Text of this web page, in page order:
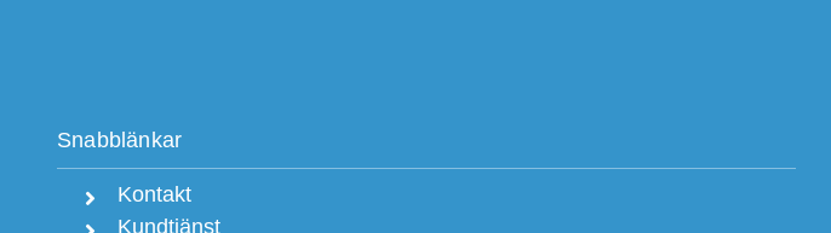
Snabblänkar
Kontakt
Kundtjänst